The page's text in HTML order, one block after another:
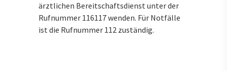
ärztlichen Bereitschaftsdienst unter der
Rufnummer 116117 wenden. Für Notfälle
ist die Rufnummer 112 zuständig.